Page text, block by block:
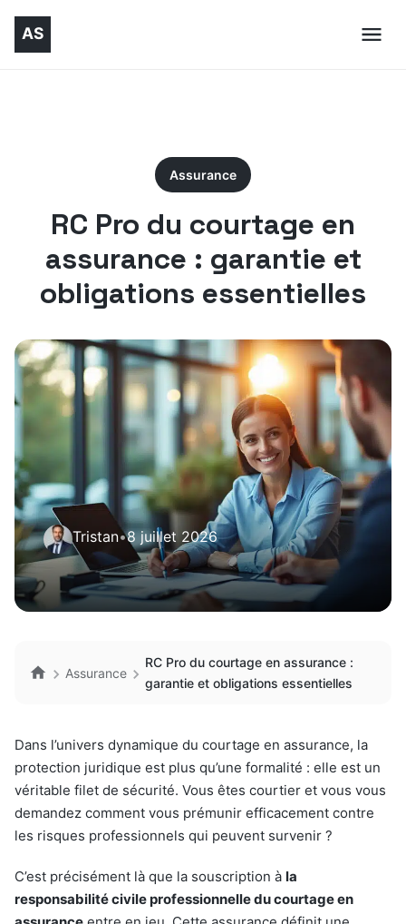
Assurance
RC Pro du courtage en
assurance : garantie et
obligations essentielles
Tristan•8 juillet 2026
Assurance
RC Pro du courtage en assurance :
garantie et obligations essentielles
Dans l’univers dynamique du courtage en assurance, la
protection juridique est plus qu’une formalité : elle est un
véritable filet de sécurité. Vous êtes courtier et vous vous
demandez comment vous prémunir efficacement contre
les risques professionnels qui peuvent survenir ?
C’est précisément là que la souscription à la
responsabilité civile professionnelle du courtage en